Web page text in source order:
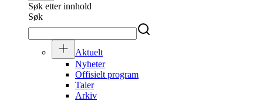
Søk etter innhold
Søk
Aktuelt
Nyheter
Offisielt program
Taler
Arkiv